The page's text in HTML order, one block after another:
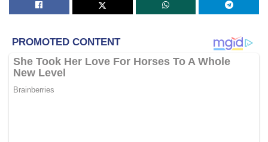
umum baru-baru ini, yang menyaksikan pertukaran
Pertukaran teraju pemerintahan Malaysia menjadi topik
utama yang dibincangkan mereka, kata beliau sambil
menyatakan bahawa Malaysia tidak pernah mempunyai
pengalaman bertukar kerajaan dalam tempoh 61 tahun,